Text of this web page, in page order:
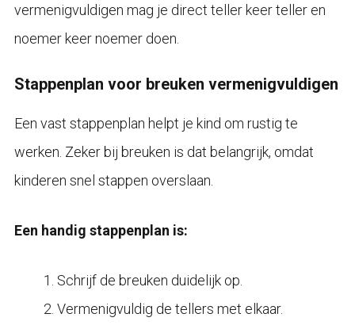
vermenigvuldigen mag je direct teller keer teller en
noemer keer noemer doen.
Stappenplan voor breuken vermenigvuldigen
Een vast stappenplan helpt je kind om rustig te
werken. Zeker bij breuken is dat belangrijk, omdat
kinderen snel stappen overslaan.
Een handig stappenplan is:
Schrijf de breuken duidelijk op.
Vermenigvuldig de tellers met elkaar.